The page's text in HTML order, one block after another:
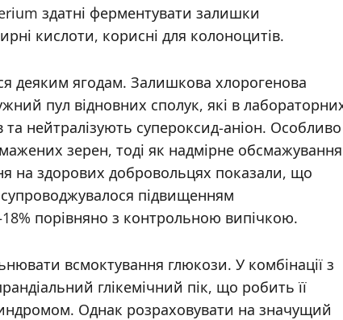
здатні ферментувати залишки
кислоти, корисні для колоноцитів.
деяким ягодам. Залишкова хлорогенова
пул відновних сполук, які в
та нейтралізують супероксид-аніон. Особливо
зерен, тоді як надмірне обсмажування
на здорових добровольцях показали, що
підвищенням
порівняно з контрольною випічкою.
всмоктування глюкози. У комбінації з
глікемічний пік, що робить її
Однак розраховувати на значущий